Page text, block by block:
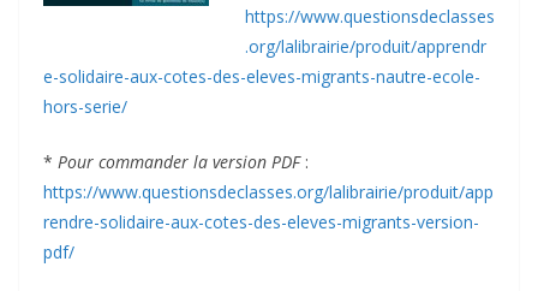
https://www.questionsdeclasses
.org/lalibrairie/produit/apprendr
e-solidaire-aux-cotes-des-eleves-migrants-nautre-ecole-
hors-serie/
* Pour commander la version PDF:
https://www.questionsdeclasses.org/lalibrairie/produit/app
rendre-solidaire-aux-cotes-des-eleves-migrants-version-
pdf/